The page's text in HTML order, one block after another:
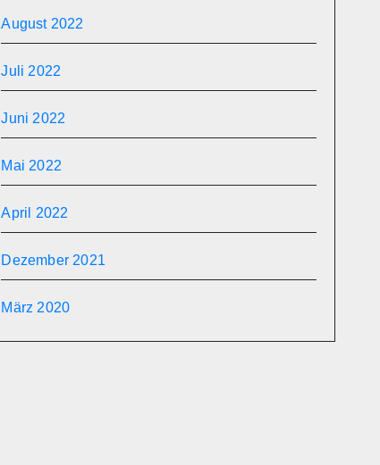
August 2022
Juli 2022
Juni 2022
Mai 2022
April 2022
Dezember 2021
März 2020